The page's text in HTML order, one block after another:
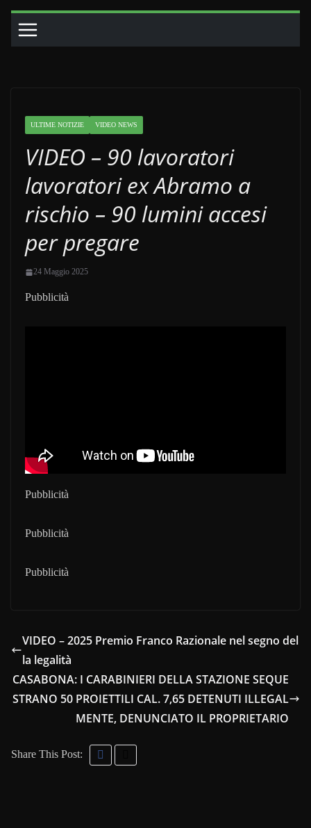
ULTIME NOTIZIE VIDEO NEWS
VIDEO – 90 lavoratori
lavoratori ex Abramo a
rischio – 90 lumini accesi
per pregare
24 Maggio 2025
Pubblicità
Pubblicità
Pubblicità
Pubblicità
VIDEO – 2025 Premio Franco Razionale nel segno del
la legalità
CASABONA: I CARABINIERI DELLA STAZIONE SEQUE
STRANO 50 PROIETTILI CAL. 7,65 DETENUTI ILLEGAL
MENTE, DENUNCIATO IL PROPRIETARIO
Share This Post: